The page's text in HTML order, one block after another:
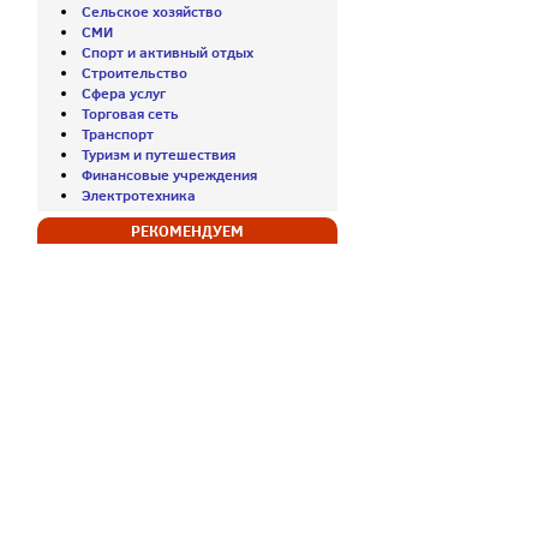
Сельское хозяйство
СМИ
Спорт и активный отдых
Строительство
Сфера услуг
Торговая сеть
Транспорт
Туризм и путешествия
Финансовые учреждения
Электротехника
РЕКОМЕНДУЕМ